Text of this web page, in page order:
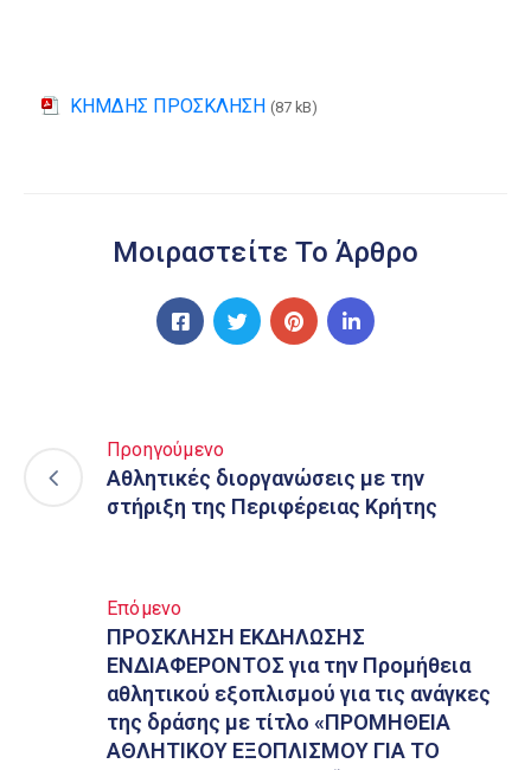
ΚΗΜΔΗΣ ΠΡΟΣΚΛΗΣΗ (87 kB)
Μοιραστείτε Το Άρθρο
Προηγούμενο
Αθλητικές διοργανώσεις με την
στήριξη της Περιφέρειας Κρήτης
Επόμενο
ΠΡΟΣΚΛΗΣΗ ΕΚΔΗΛΩΣΗΣ
ΕΝΔΙΑΦΕΡΟΝΤΟΣ για την Προμήθεια
αθλητικού εξοπλισμού για τις ανάγκες
της δράσης με τίτλο «ΠΡΟΜΗΘΕΙΑ
ΑΘΛΗΤΙΚΟΥ ΕΞΟΠΛΙΣΜΟΥ ΓΙΑ ΤΟ